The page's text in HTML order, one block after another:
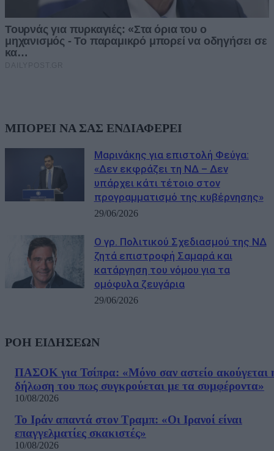
ΜΠΟΡΕΙ ΝΑ ΣΑΣ ΕΝΔΙΑΦΕΡΕΙ
Μαρινάκης για επιστολή Φεύγα:
«Δεν εκφράζει τη ΝΔ – Δεν
υπάρχει κάτι τέτοιο στον
προγραμματισμό της κυβέρνησης»
29/06/2026
Ο γρ. Πολιτικού Σχεδιασμού της ΝΔ
ζητά επιστροφή Σαμαρά και
κατάργηση του νόμου για τα
ομόφυλα ζευγάρια
29/06/2026
ΡΟΗ ΕΙΔΗΣΕΩΝ
ΠΑΣΟΚ για Τσίπρα: «Μόνο σαν αστείο ακούγεται
δήλωση του πως συγκρούεται με τα συμφέροντα»
10/08/2026
Το Ιράν απαντά στον Τραμπ: «Οι Ιρανοί είναι
επαγγελματίες σκακιστές»
10/08/2026